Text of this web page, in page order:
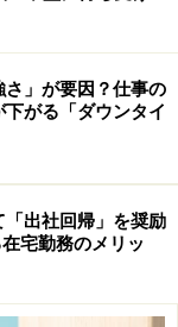
くるので、その
ません。また、
なか至難の業と
、人材紹介会社
計な手間暇を省
ば、直接応募の
ってでも、絞り
。
さ」が要因？仕事の
がる「ダウンタイ
「出社回帰」を奨励
宅勤務のメリッ